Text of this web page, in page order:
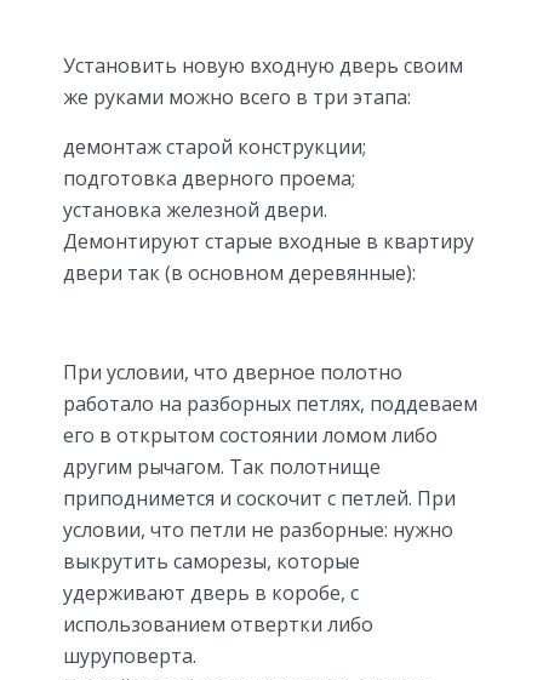
Установить новую входную дверь своим
же руками можно всего в три этапа:
демонтаж старой конструкции;
подготовка дверного проема;
установка железной двери.
Демонтируют старые входные в квартиру
двери так (в основном деревянные):
При условии, что дверное полотно
работало на разборных петлях, поддеваем
его в открытом состоянии ломом либо
другим рычагом. Так полотнище
приподнимется и соскочит с петлей. При
условии, что петли не разборные: нужно
выкрутить саморезы, которые
удерживают дверь в коробе, с
использованием отвертки либо
шуруповерта.